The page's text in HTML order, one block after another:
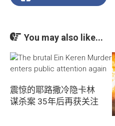
You may also like...
震惊的耶路撒冷隐卡林
谋杀案 35年后再获关注